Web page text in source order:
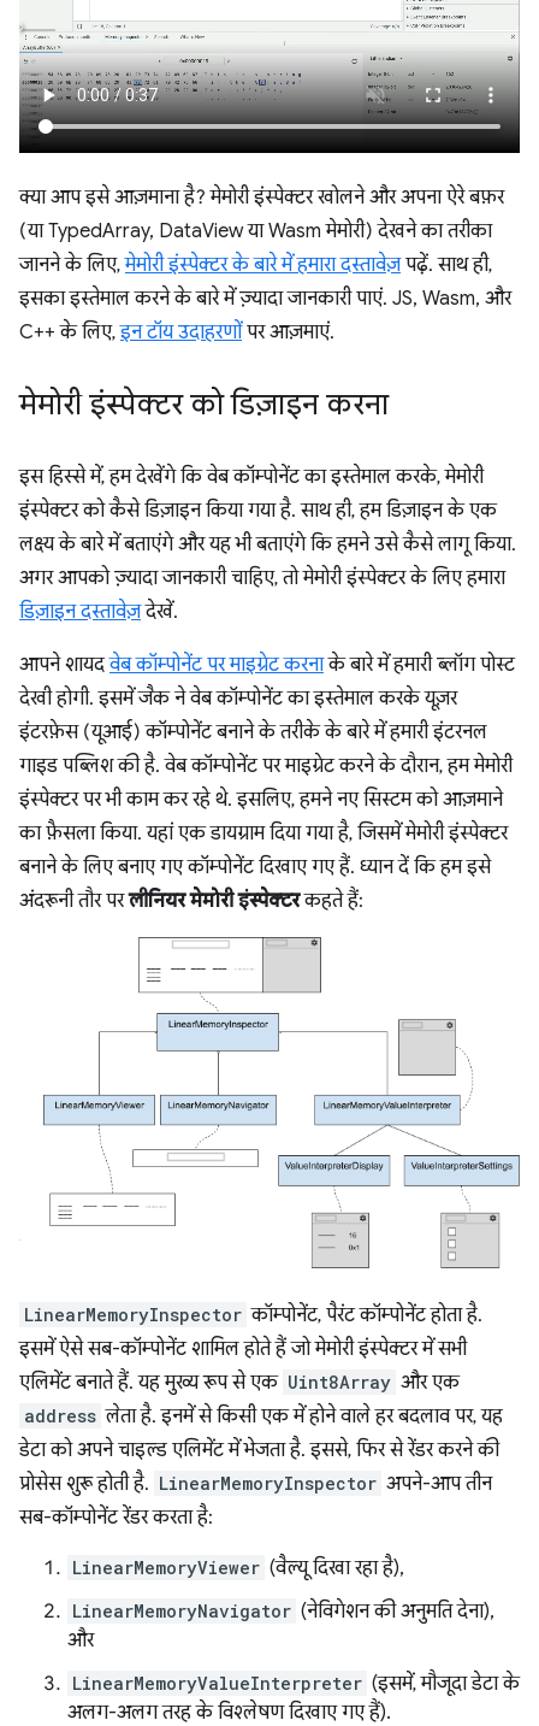
क्या आप इसे आज़माना है? मेमोरी इंस्पेक्टर खोलने और अपना ऐरे बफ़र
(या TypedArray, DataView या Wasm मेमोरी) देखने का तरीका
जानने के लिए,मेमोरी इंस्पेक्टर के बारे में हमारा दस्तावेज़पढ़ें. साथ ही,
इसका इस्तेमाल करने के बारे में ज़्यादा जानकारी पाएं. JS, Wasm, और
C++ के लिए,इन टॉय उदाहरणोंपर आज़माएं.
मेमोरी इंस्पेक्टर को डिज़ाइन करना
इस हिस्से में, हम देखेंगे कि वेब कॉम्पोनेंट का इस्तेमाल करके, मेमोरी
इंस्पेक्टर को कैसे डिज़ाइन किया गया है. साथ ही, हम डिज़ाइन के एक
लक्ष्य के बारे में बताएंगे और यह भी बताएंगे कि हमने उसे कैसे लागू किया.
अगर आपको ज़्यादा जानकारी चाहिए, तो मेमोरी इंस्पेक्टर के लिए हमारा
डिज़ाइन दस्तावेज़देखें.
आपने शायदवेब कॉम्पोनेंट पर माइग्रेट करनाके बारे में हमारी ब्लॉग पोस्ट
देखी होगी. इसमें जैक ने वेब कॉम्पोनेंट का इस्तेमाल करके यूज़र
इंटरफ़ेस (यूआई) कॉम्पोनेंट बनाने के तरीके के बारे में हमारी इंटरनल
गाइड पब्लिश की है. वेब कॉम्पोनेंट पर माइग्रेट करने के दौरान, हम मेमोरी
इंस्पेक्टर पर भी काम कर रहे थे. इसलिए, हमने नए सिस्टम को आज़माने
का फ़ैसला किया. यहां एक डायग्राम दिया गया है, जिसमें मेमोरी इंस्पेक्टर
बनाने के लिए बनाए गए कॉम्पोनेंट दिखाए गए हैं. ध्यान दें कि हम इसे
अंदरूनी तौर परलीनियर मेमोरी इंस्पेक्टरकहते हैं:
LinearMemoryInspector कॉम्पोनेंट, पैरंट कॉम्पोनेंट होता है.
इसमें ऐसे सब-कॉम्पोनेंट शामिल होते हैं जो मेमोरी इंस्पेक्टर में सभी
एलिमेंट बनाते हैं. यह मुख्य रूप से एक Uint8Array और एक
address लेता है. इनमें से किसी एक में होने वाले हर बदलाव पर, यह
डेटा को अपने चाइल्ड एलिमेंट में भेजता है. इससे, फिर से रेंडर करने की
प्रोसेस शुरू होती है. LinearMemoryInspector अपने-आप तीन
सब-कॉम्पोनेंट रेंडर करता है:
LinearMemoryViewer (वैल्यू दिखा रहा है),
LinearMemoryNavigator (नेविगेशन की अनुमति देना),
और
LinearMemoryValueInterpreter (इसमें, मौजूदा डेटा के
अलग-अलग तरह के विश्लेषण दिखाए गए हैं).